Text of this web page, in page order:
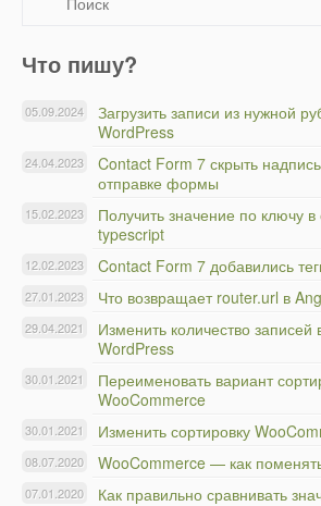
Что пишу?
Загрузить записи из нужной
WordPress
05.09.2024
Contact Form 7 скрыть
отправке формы
24.04.2023
Получить значение по ключу
typescript
15.02.2023
Contact Form 7 добавились
12.02.2023
Что возвращает router.url в
27.01.2023
Изменить количество записей
WordPress
29.04.2021
Переименовать вариант
WooCommerce
30.01.2021
Изменить сортировку
30.01.2021
WooCommerce — как
08.07.2020
Как правильно сравнивать
07.01.2020